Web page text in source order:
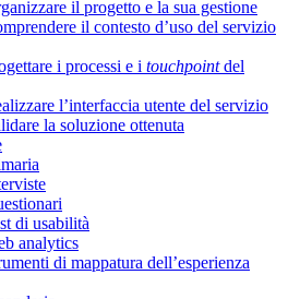
il progetto e la sua gestione
il contesto d’uso del servizio
i processi e i touchpointdel
l’interfaccia utente del servizio
la soluzione ottenuta
di usabilità
analytics
di mappatura dell’esperienza